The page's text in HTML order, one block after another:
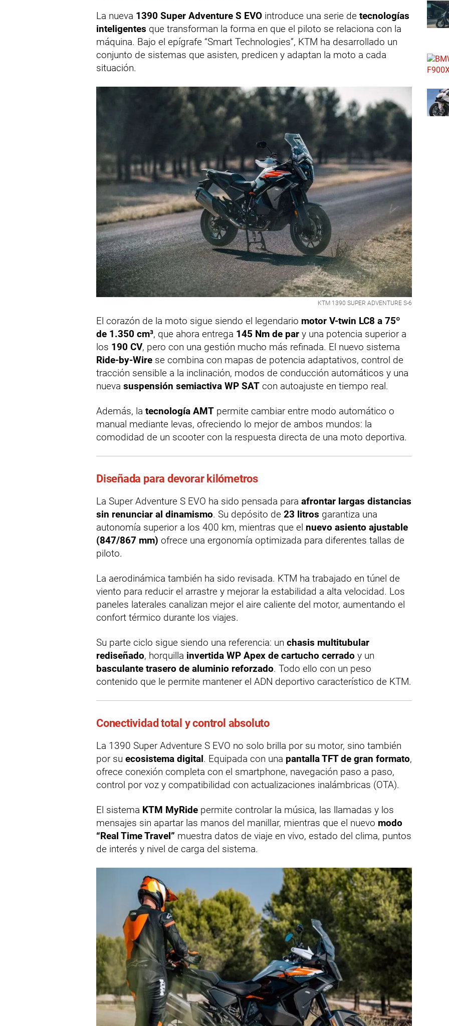
La nueva 1390 Super Adventure S EVO introduce una serie de tecnologías
inteligentes que transforman la forma en que el piloto se relaciona con la
máquina. Bajo el epígrafe “Smart Technologies”, KTM ha desarrollado un
conjunto de sistemas que asisten, predicen y adaptan la moto a cada
situación.
KTM 1390 SUPER ADVENTURE S-6
El corazón de la moto sigue siendo el legendario motor V-twin LC8 a 75º
de 1.350 cm³, que ahora entrega 145 Nm de par y una potencia superior a
los 190 CV, pero con una gestión mucho más refinada. El nuevo sistema
Ride-by-Wire se combina con mapas de potencia adaptativos, control de
tracción sensible a la inclinación, modos de conducción automáticos y una
nueva suspensión semiactiva WP SAT con autoajuste en tiempo real.
Además, la tecnología AMT permite cambiar entre modo automático o
manual mediante levas, ofreciendo lo mejor de ambos mundos: la
comodidad de un scooter con la respuesta directa de una moto deportiva.
Diseñada para devorar kilómetros
La Super Adventure S EVO ha sido pensada para afrontar largas distancias
sin renunciar al dinamismo. Su depósito de 23 litros garantiza una
autonomía superior a los 400 km, mientras que el nuevo asiento ajustable
(847/867 mm) ofrece una ergonomía optimizada para diferentes tallas de
piloto.
La aerodinámica también ha sido revisada. KTM ha trabajado en túnel de
viento para reducir el arrastre y mejorar la estabilidad a alta velocidad. Los
paneles laterales canalizan mejor el aire caliente del motor, aumentando el
confort térmico durante los viajes.
Su parte ciclo sigue siendo una referencia: un chasis multitubular
rediseñado, horquilla invertida WP Apex de cartucho cerrado y un
basculante trasero de aluminio reforzado. Todo ello con un peso
contenido que le permite mantener el ADN deportivo característico de KTM.
Conectividad total y control absoluto
La 1390 Super Adventure S EVO no solo brilla por su motor, sino también
por su ecosistema digital. Equipada con una pantalla TFT de gran formato,
ofrece conexión completa con el smartphone, navegación paso a paso,
control por voz y compatibilidad con actualizaciones inalámbricas (OTA).
El sistema KTM MyRide permite controlar la música, las llamadas y los
mensajes sin apartar las manos del manillar, mientras que el nuevo modo
“Real Time Travel” muestra datos de viaje en vivo, estado del clima, puntos
de interés y nivel de carga del sistema.